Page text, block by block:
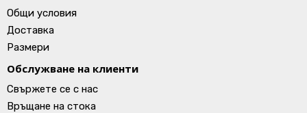
Общи условия
Доставка
Размери
Обслужване на клиенти
Свържете се с нас
Връщане на стока